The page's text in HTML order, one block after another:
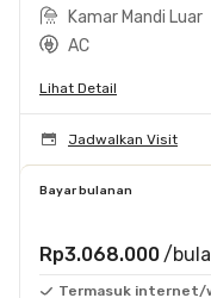
Kamar Mandi Luar
AC
Lihat Detail
Jadwalkan Visit
Bayar bulanan
Rp3.068.000 /
Termasuk internet/